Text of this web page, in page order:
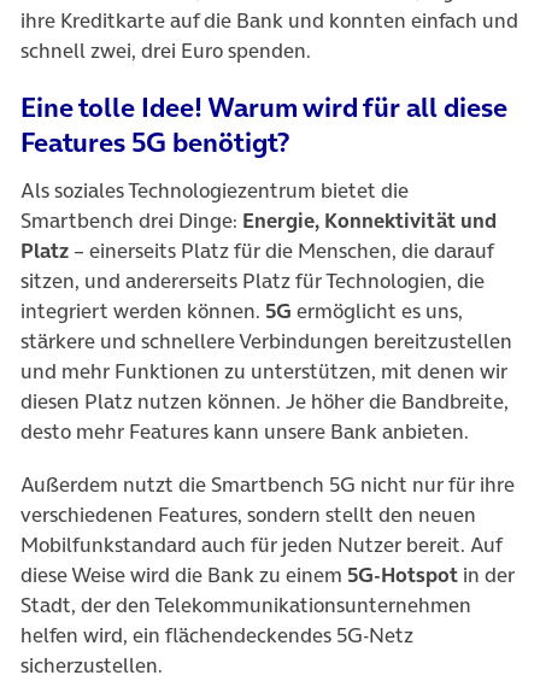
ihre Kreditkarte auf die Bank und konnten einfach und
schnell zwei, drei Euro spenden.
Eine tolle Idee! Warum wird für all diese
Features 5G benötigt?
Als soziales Technologiezentrum bietet die
Smartbench drei Dinge: Energie, Konnektivität und
Platz – einerseits Platz für die Menschen, die darauf
sitzen, und andererseits Platz für Technologien, die
integriert werden können. 5G ermöglicht es uns,
stärkere und schnellere Verbindungen bereitzustellen
und mehr Funktionen zu unterstützen, mit denen wir
diesen Platz nutzen können. Je höher die Bandbreite,
desto mehr Features kann unsere Bank anbieten.
Außerdem nutzt die Smartbench 5G nicht nur für ihre
verschiedenen Features, sondern stellt den neuen
Mobilfunkstandard auch für jeden Nutzer bereit. Auf
diese Weise wird die Bank zu einem 5G-Hotspot in der
Stadt, der den Telekommunikationsunternehmen
helfen wird, ein flächendeckendes 5G-Netz
sicherzustellen.